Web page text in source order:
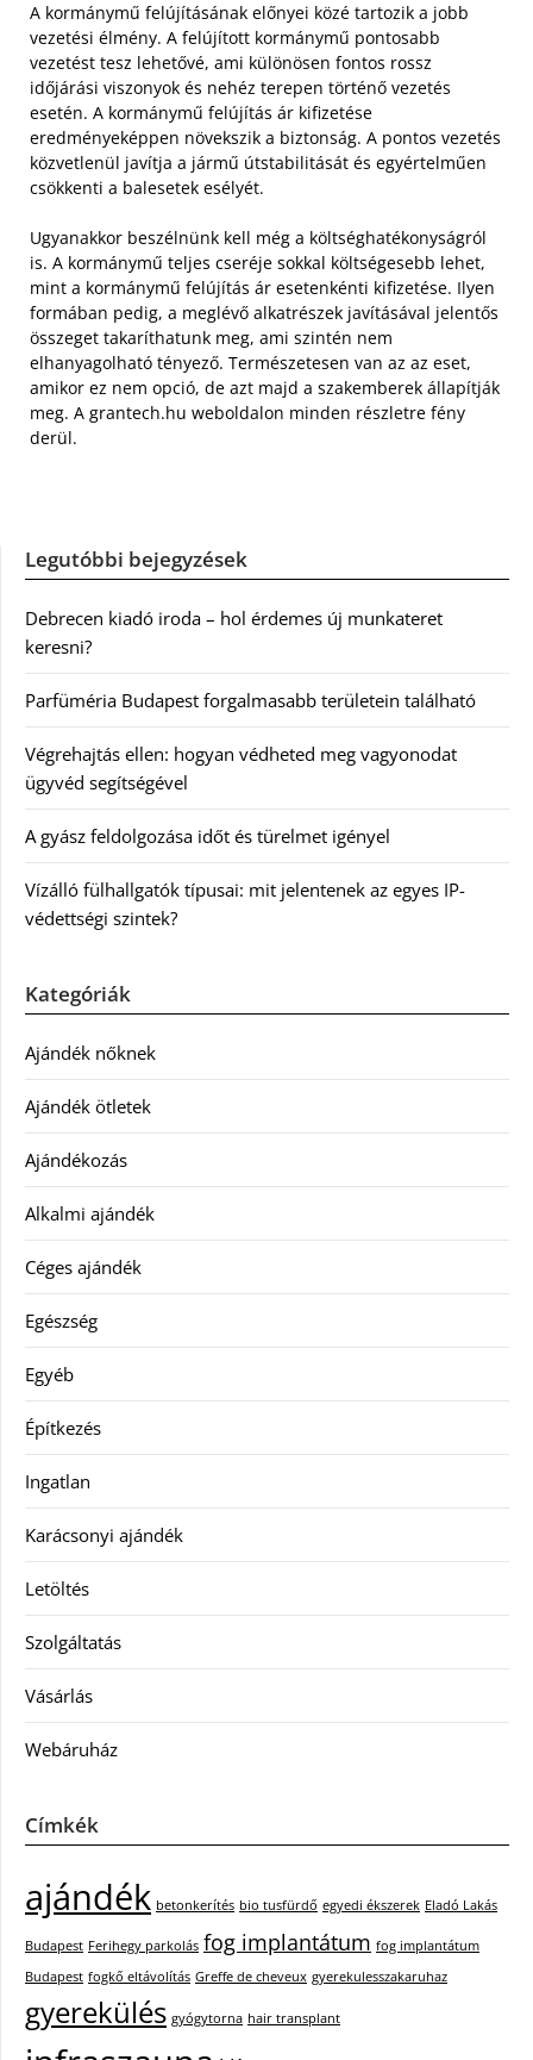
A kormánymű felújításának előnyei közé tartozik a jobb
vezetési élmény. A felújított kormánymű pontosabb
vezetést tesz lehetővé, ami különösen fontos rossz
időjárási viszonyok és nehéz terepen történő vezetés
esetén. A kormánymű felújítás ár kifizetése
eredményeképpen növekszik a biztonság. A pontos vezetés
közvetlenül javítja a jármű útstabilitását és egyértelműen
csökkenti a balesetek esélyét.
Ugyanakkor beszélnünk kell még a költséghatékonyságról
is. A kormánymű teljes cseréje sokkal költségesebb lehet,
mint a kormánymű felújítás ár esetenkénti kifizetése. Ilyen
formában pedig, a meglévő alkatrészek javításával jelentős
összeget takaríthatunk meg, ami szintén nem
elhanyagolható tényező. Természetesen van az az eset,
amikor ez nem opció, de azt majd a szakemberek állapítják
meg. A grantech.hu weboldalon minden részletre fény
derül.
Legutóbbi bejegyzések
Debrecen kiadó iroda – hol érdemes új munkateret
keresni?
Parfüméria Budapest forgalmasabb területein található
Végrehajtás ellen: hogyan védheted meg vagyonodat
ügyvéd segítségével
A gyász feldolgozása időt és türelmet igényel
Vízálló fülhallgatók típusai: mit jelentenek az egyes IP-
védettségi szintek?
Kategóriák
Ajándék nőknek
Ajándék ötletek
Ajándékozás
Alkalmi ajándék
Céges ajándék
Egészség
Egyéb
Építkezés
Ingatlan
Karácsonyi ajándék
Letöltés
Szolgáltatás
Vásárlás
Webáruház
Címkék
ajándék betonkerítés bio tusfürdő egyedi ékszerek Eladó Lakás
Budapest Ferihegy parkolás fog implantátum fog implantátum
Budapest fogkő eltávolítás Greffe de cheveux gyerekulesszakaruhaz
gyerekülés gyógytorna hair transplant